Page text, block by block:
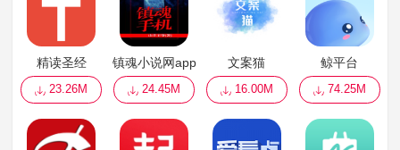
精读圣经
23.26M
镇魂小说网app
24.45M
文案猫
16.00M
鲸平台
74.25M